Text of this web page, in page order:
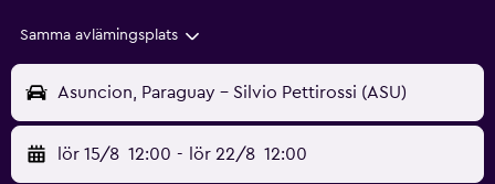
Samma avlämingsplats
Asuncion, Paraguay - Silvio Pettirossi (ASU)
lör 15/8 12:00 - lör 22/8 12:00